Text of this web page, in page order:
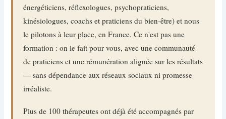
énergéticiens, réflexologues, psychopraticiens,
kinésiologues, coachs et praticiens du bien-être) et nous
le pilotons à leur place, en France. Ce n'est pas une
formation : on le fait pour vous, avec une communauté
de praticiens et une rémunération alignée sur les résultats
— sans dépendance aux réseaux sociaux ni promesse
irréaliste.
Plus de 100 thérapeutes ont déjà été accompagnés par